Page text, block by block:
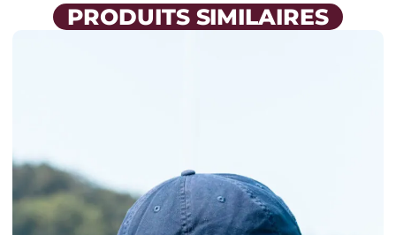
PRODUITS SIMILAIRES